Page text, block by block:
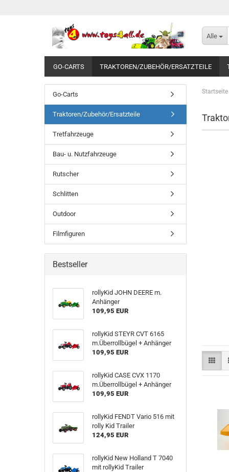
Alle
GO-CARTS TRAKTOREN/ZUBEHÖR/ERSATZTEILE
Startseite
Go-Carts
Traktoren/Zubehör/Ersatzteile
Tretfahrzeuge
Bau- u. Nutzfahrzeuge
Rutscher
Schlitten
Outdoor
Filmfiguren
Bestseller
rollyKid JOHN DEERE m.
Anhänger
109,95 EUR
rollyKid STEYR CVT 6165
m.Überrollbügel + Anhänger
109,95 EUR
rollyKid CASE CVX 1170
m.Überrollbügel + Anhänger
109,95 EUR
rollyKid FENDT Vario 516 mit
rolly Kid Trailer
124,95 EUR
rollyKid New Holland T 7040
mit rollyKid Trailer